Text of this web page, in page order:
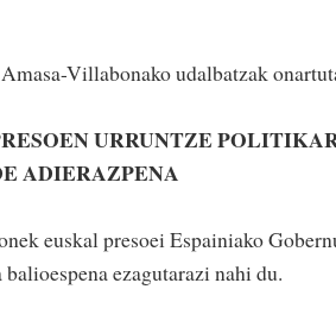
Villabonako udalbatzak
URRUNTZE
ADIERAZPENA
euskal presoei Espainiako
balioespena ezagutarazi nahi du.